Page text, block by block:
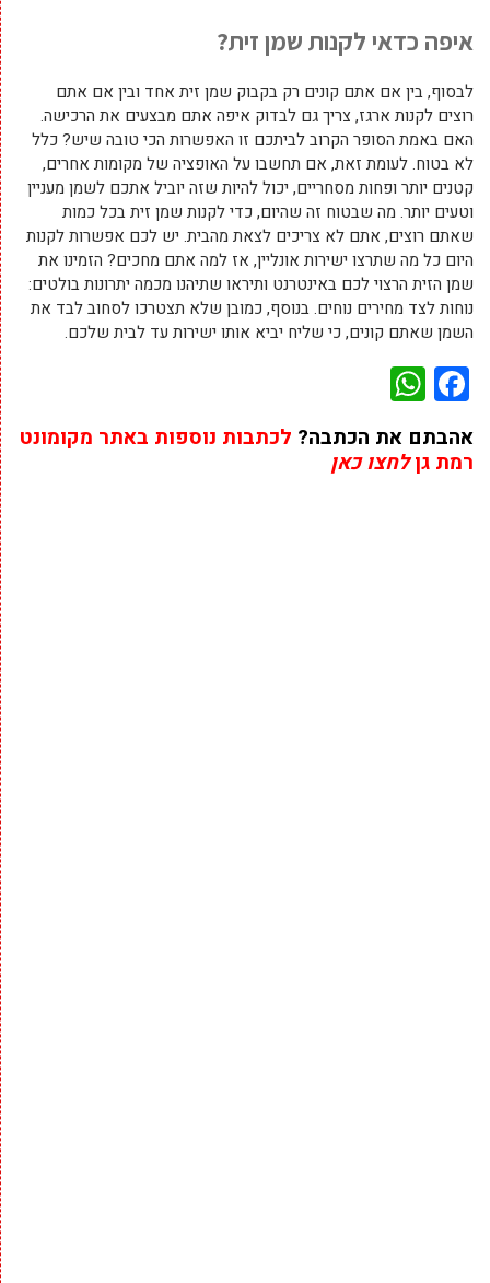
איפה כדאי לקנות שמן זית?
לבסוף, בין אם אתם קונים רק בקבוק שמן זית אחד ובין אם אתם
רוצים לקנות ארגז, צריך גם לבדוק איפה אתם מבצעים את הרכישה.
האם באמת הסופר הקרוב לביתכם זו האפשרות הכי טובה שיש? כלל
לא בטוח. לעומת זאת, אם תחשבו על האופציה של מקומות אחרים,
קטנים יותר ופחות מסחריים, יכול להיות שזה יוביל אתכם לשמן מעניין
וטעים יותר. מה שבטוח זה שהיום, כדי לקנות שמן זית בכל כמות
שאתם רוצים, אתם לא צריכים לצאת מהבית. יש לכם אפשרות לקנות
היום כל מה שתרצו ישירות אונליין, אז למה אתם מחכים? הזמינו את
שמן הזית הרצוי לכם באינטרנט ותיראו שתיהנו מכמה יתרונות בולטים:
נוחות לצד מחירים נוחים. בנוסף, כמובן שלא תצטרכו לסחוב לבד את
השמן שאתם קונים, כי שליח יביא אותו ישירות עד לבית שלכם.
Facebook
אהבתם את הכתבה? לכתבות נוספות באתר מקומונט
רמת גןלחצו כאן